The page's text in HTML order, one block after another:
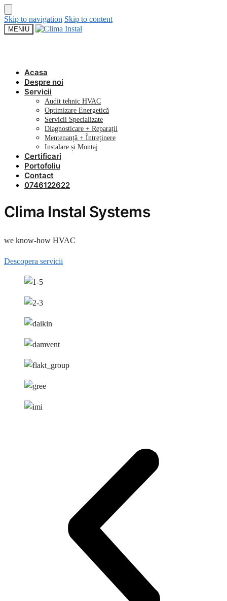
Skip to navigation Skip to content
MENIU
Acasa
Despre noi
Servicii
Audit tehnic HVAC
Optimizare Energetică
Servicii Specializate
Diagnosticare + Reparații
Mentenanță + Întreținere
Instalare și Montaj
Certificari
Portofoliu
Contact
0746122622
Clima Instal Systems
we know-how HVAC
Descopera servicii